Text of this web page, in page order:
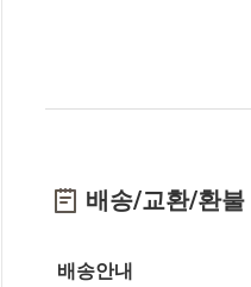
배송/교환/환불
배송안내